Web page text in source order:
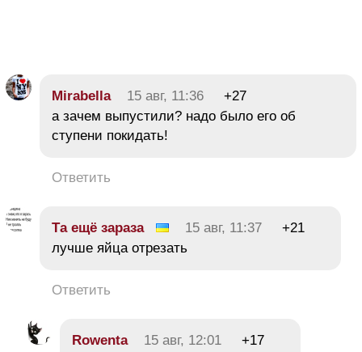
Mirabella 15 авг, 11:36
+27
а зачем выпустили? надо было его об
ступени покидать!
Ответить
Та ещё зараза 15 авг, 11:37
+21
лучше яйца отрезать
Ответить
Rowenta 15 авг, 12:01
+17